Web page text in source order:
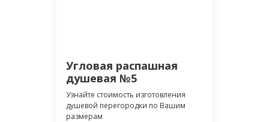
Угловая распашная
душевая №5
Узнайте стоимость изготовления
душевой перегородки по Вашим
размерам